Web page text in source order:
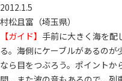
2012.1.5
村松且富（埼玉県）
【ガイド】 手前に大きく海を配
る。海側にケーブルがあるの
なら目をつぶろう。ポイント